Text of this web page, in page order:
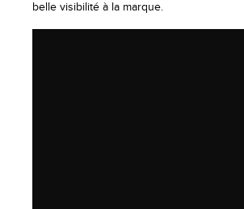
belle visibilité à la marque.